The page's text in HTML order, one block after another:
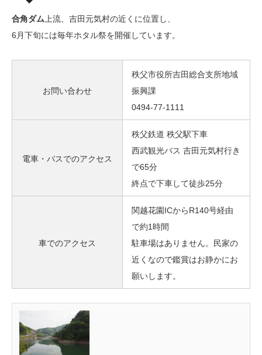
合角ダム 上流、吉田元気村の近くに位置し、
6月下旬には毎年ホタル祭を開催しています。
お問い合わせ
秩父市役所吉田総合支所地域
振興課
0494-77-1111
電車・バスでのアクセス
秩父鉄道 秩父駅下車
西武観光バス 吉田元気村行き
で65分
終点で下車して徒歩25分
車でのアクセス
関越花園ICからR140号経由
で約1時間
駐車場はありません。民家の
近くなので鑑賞はお静かにお
願いします。